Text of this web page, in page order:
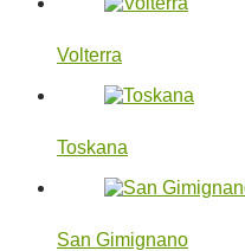
Volterra
Toskana
San Gimignano